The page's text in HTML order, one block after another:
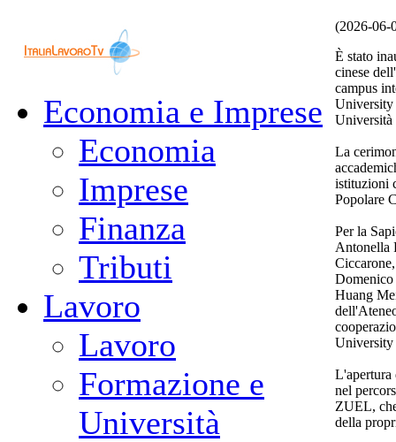
Economia e Imprese
Economia
Imprese
Finanza
Tributi
Lavoro
Lavoro
Formazione e
Università
(2026-06-
È stato
cinese
campus
University
Università
La
istituzioni
Popolare
Per la
Antonella
Domenico
Huang
University
L'apertura
nel
ZUEL,
della